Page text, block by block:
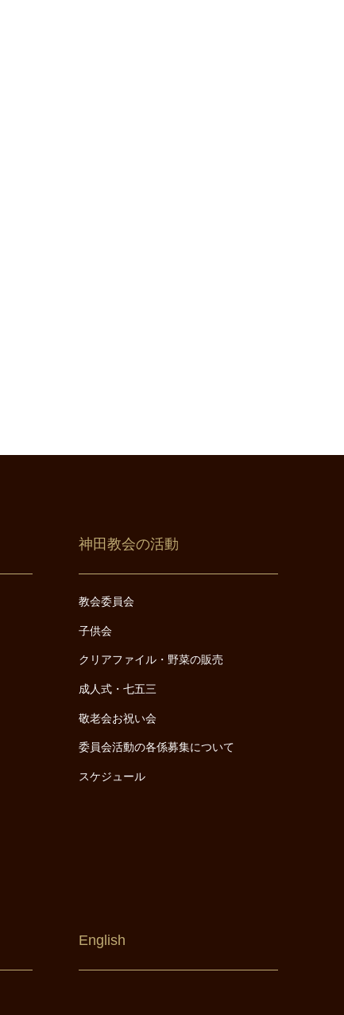
神田教会の活動
教会委員会
子供会
クリアファイル・野菜の販売
成人式・七五三
敬老会お祝い会
委員会活動の各係募集について
スケジュール
English